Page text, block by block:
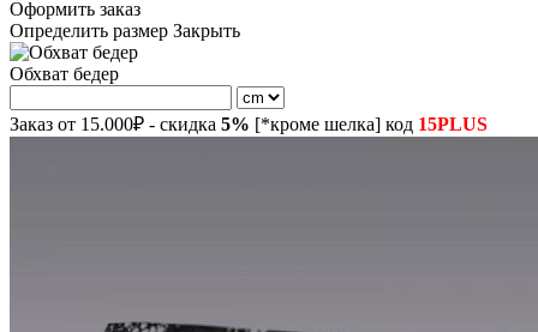
Оформить заказ
Определить размер Закрыть
Обхват бедер
Заказ от 15.000₽ - скидка 5% [*кроме шелка] код 15PLUS